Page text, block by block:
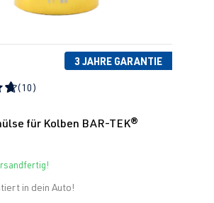
3 JAHRE GARANTIE
Bewertung von 4.79 von 5 Sternen
(10)
für Kolben BAR-TEK®
in dein Auto!